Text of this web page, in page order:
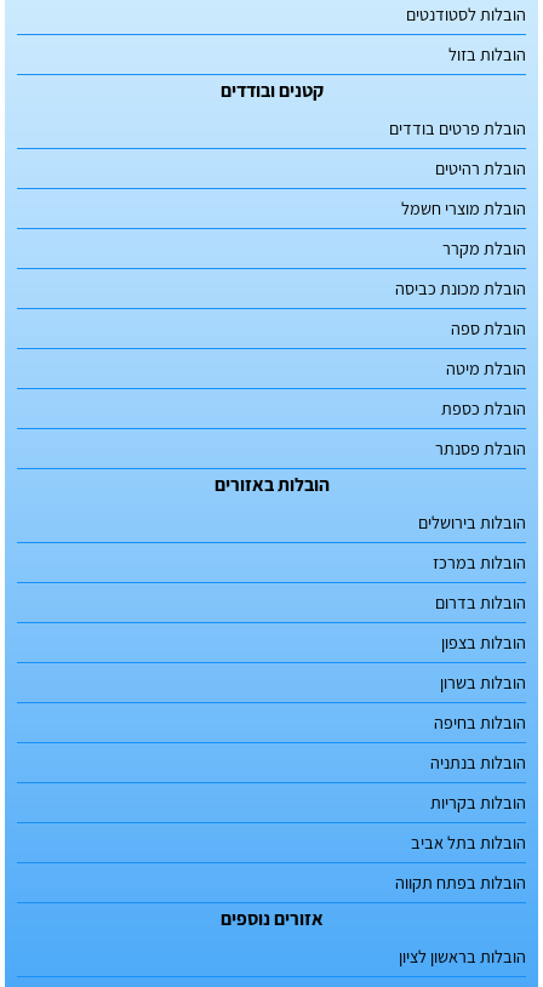
הובלות לסטודנטים
הובלות בזול
קטנים ובודדים
הובלת פרטים בודדים
הובלת רהיטים
הובלת מוצרי חשמל
הובלת מקרר
הובלת מכונת כביסה
הובלת ספה
הובלת מיטה
הובלת כספת
הובלת פסנתר
הובלות באזורים
הובלות בירושלים
הובלות במרכז
הובלות בדרום
הובלות בצפון
הובלות בשרון
הובלות בחיפה
הובלות בנתניה
הובלות בקריות
הובלות בתל אביב
הובלות בפתח תקווה
אזורים נוספים
הובלות בראשון לציון